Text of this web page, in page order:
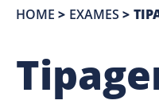
HOME > EXAMES >